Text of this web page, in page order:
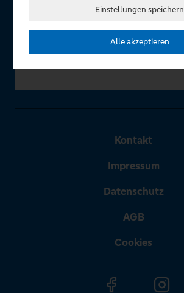
In Zusammenarbeit mit
Kontakt
Impressum
Datenschutz
AGB
Cookies
Einstellungen speichern
Alle akzeptieren